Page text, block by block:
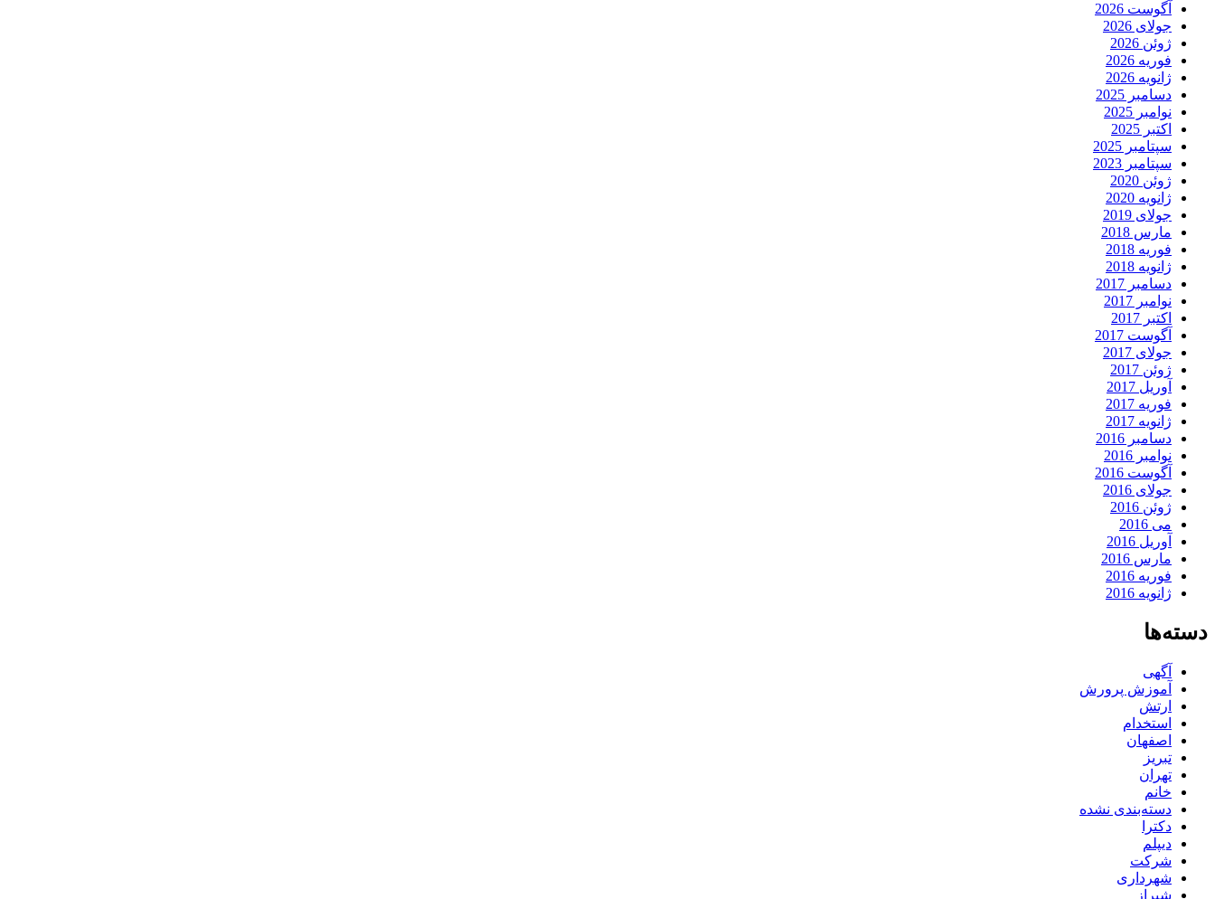
آگوست 2026
جولای 2026
ژوئن 2026
فوریه 2026
ژانویه 2026
دسامبر 2025
نوامبر 2025
اکتبر 2025
سپتامبر 2025
سپتامبر 2023
ژوئن 2020
ژانویه 2020
جولای 2019
مارس 2018
فوریه 2018
ژانویه 2018
دسامبر 2017
نوامبر 2017
اکتبر 2017
آگوست 2017
جولای 2017
ژوئن 2017
آوریل 2017
فوریه 2017
ژانویه 2017
دسامبر 2016
نوامبر 2016
آگوست 2016
جولای 2016
ژوئن 2016
می 2016
آوریل 2016
مارس 2016
فوریه 2016
ژانویه 2016
دسته‌ها
آگهی
آموزش پرورش
ارتش
استخدام
اصفهان
تبریز
تهران
خانم
دسته‌بندی نشده
دکترا
دیپلم
شرکت
شهرداری
شیراز